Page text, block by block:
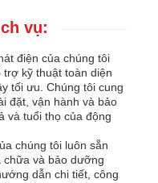
vụ:
điện của chúng tôi
kỹ thuật toàn diện
tối ưu. Chúng tôi cung
đặt, vận hành và bảo
và tuổi thọ của động
chúng tôi luôn sẵn
chữa và bảo dưỡng
dẫn chi tiết, công